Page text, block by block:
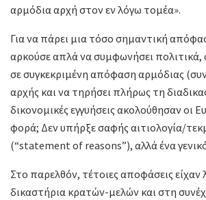
αρμόδια αρχή στον εν λόγω τομέα».
Για να πάρει μια τόσο σημαντική
αρκούσε απλά να συμφωνήσει πολιτικά,
σε συγκεκριμένη απόφαση αρμόδιας
αρχής και να τηρήσει πλήρως τη
δικονομικές εγγυήσεις ακολούθησαν οι
φορά; Δεν υπήρξε σαφής αιτιολογία/
(“statement of reasons”), αλλά ένα
Στο παρελθόν, τέτοιες αποφάσεις είχαν
δικαστήρια κρατών-μελών και στη